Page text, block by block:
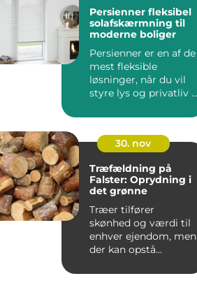
Persienner fleksibel
solafskærmning til
moderne boliger
Persienner er en af de
mest fleksible
løsninger, når du vil
styre lys og privatliv i
30. nov
Træfældning på
Falster: Oprydning i
det grønne
Træer tilfører
skønhed og værdi til
enhver ejendom, men
der kan opstå...